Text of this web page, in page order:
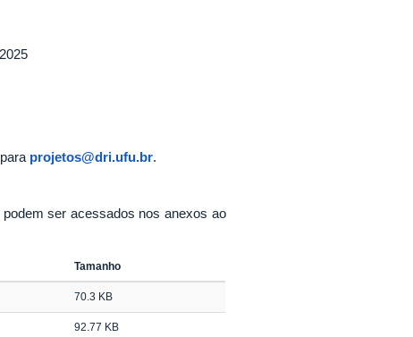
projetos@dri.ufu.br.
ser acessados nos anexos ao
Tamanho
70.3 KB
92.77 KB